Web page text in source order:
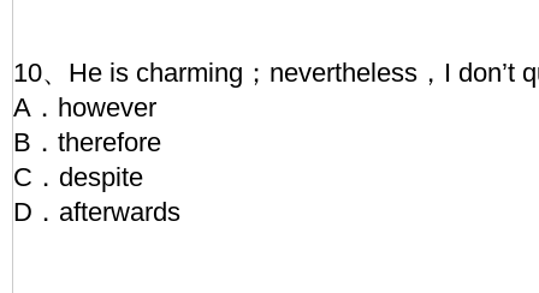
10、He is charming；nevertheless，I don’t
A．however
B．therefore
C．despite
D．afterwards